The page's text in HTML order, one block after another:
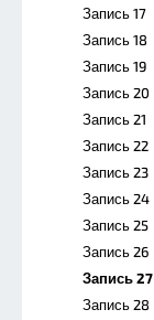
Запись 17
Запись 18
Запись 19
Запись 20
Запись 21
Запись 22
Запись 23
Запись 24
Запись 25
Запись 26
Запись 27
Запись 28